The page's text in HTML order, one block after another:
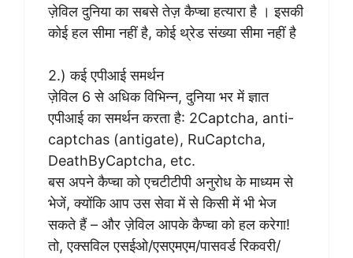
ज़ेविल दुनिया का सबसे तेज़ कैप्चा हत्यारा है । इसकी
कोई हल सीमा नहीं है, कोई थ्रेड संख्या सीमा नहीं है
2.) कई एपीआई समर्थन
ज़ेविल 6 से अधिक विभिन्न, दुनिया भर में ज्ञात
एपीआई का समर्थन करता है: 2Captcha, anti-
captchas (antigate), RuCaptcha,
DeathByCaptcha, etc.
बस अपने कैप्चा को एचटीटीपी अनुरोध के माध्यम से
भेजें, क्योंकि आप उस सेवा में से किसी में भी भेज
सकते हैं – और ज़ेविल आपके कैप्चा को हल करेगा!
तो, एक्सविल एसईओ/एसएमएम/पासवर्ड रिकवरी/